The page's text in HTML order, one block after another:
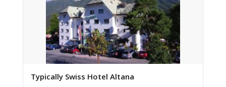
Typically Swiss Hotel Altana